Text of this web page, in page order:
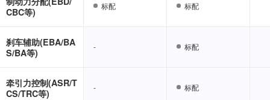
CBC等)
标配 标配
刹车辅助(EBA/BA
S/BA等)
- 标配
牵引力控制(ASR/T
CS/TRC等)
- 标配
标配 标配
- 标配
- 标配